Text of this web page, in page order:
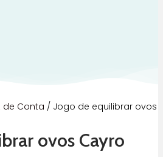
de Conta / Jogo de equilibrar ovos
ovos Cayro